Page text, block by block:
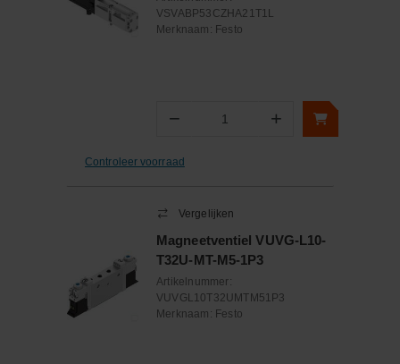
VSVABP53CZHA21T1L
Merknaam: Festo
− Aantal +
Controleer voorraad
Vergelijken
Magneetventiel VUVG-L10-
T32U-MT-M5-1P3
Artikelnummer:
VUVGL10T32UMTM51P3
Merknaam: Festo